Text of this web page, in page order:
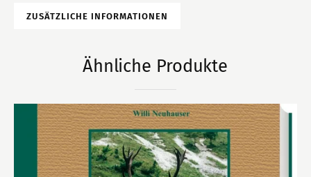
ZUSÄTZLICHE INFORMATIONEN
Ähnliche Produkte